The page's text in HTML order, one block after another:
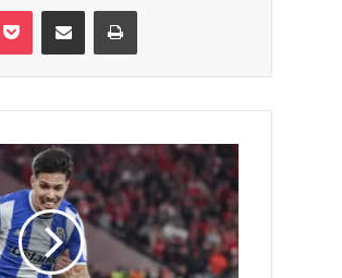
Pocket Compartilhar via e-mail Imprimir